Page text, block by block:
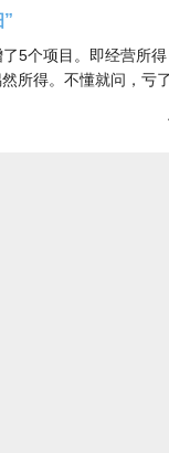
了5个项目。即经营
所得。不懂就问，亏